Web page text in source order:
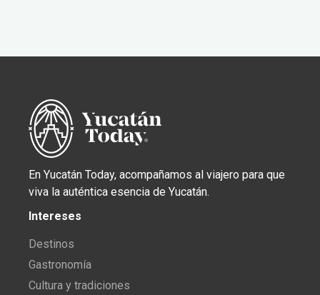
En Yucatán Today, acompañamos al viajero para que
viva la auténtica esencia de Yucatán.
Intereses
Destinos
Gastronomía
Cultura y tradiciones